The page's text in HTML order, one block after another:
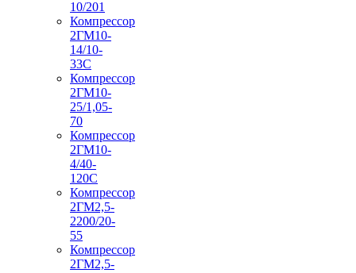
10/201
Компрессор
2ГМ10-
14/10-
33С
Компрессор
2ГМ10-
25/1,05-
70
Компрессор
2ГМ10-
4/40-
120С
Компрессор
2ГМ2,5-
2200/20-
55
Компрессор
2ГМ2,5-